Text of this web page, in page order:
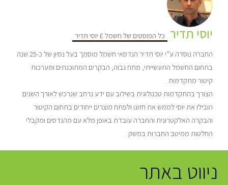
יוסי תדיר כל הפוסטים של חשמל E יוסי תדיר
החברה נוסדה ע”י יוסי תדיר הנדסאי חשמל מוסמך בעל נסיון של כ-25 שנה
בתחום החשמל התעשייתי, מתח גבוה, הבקרים המתוכנתים ומערכות
קיטור מתקדמות .
הצורך בהתקדמות טכנולוגית בשילוב עם ידע נרחב שנרכש לאורך השנים
הובילו את יוסי לממש את חזונו ולפתח מוצרים ייחודים בתחום הקיטור
והבקרה האלקטרונית והחברה עובדת באופן מלא עם מהנדסים ומקבלי
החלטות ממיטב החברות במשק .
ניווט באתר